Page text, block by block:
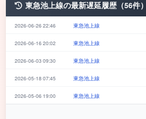
東急池上線の最新遅延履歴（56件）
2026-06-26 22:46 東急池上線
2026-06-16 20:02 東急池上線
2026-06-03 09:30 東急池上線
2026-05-18 07:45 東急池上線
2026-05-06 19:00 東急池上線